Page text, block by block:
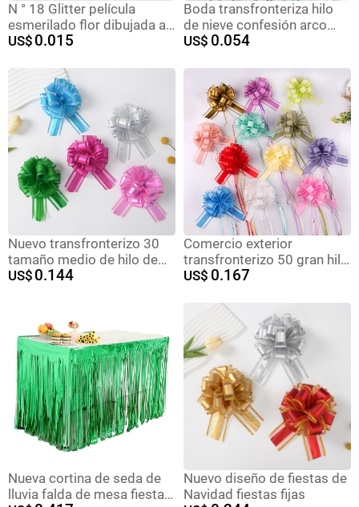
N ° 18 Glitter película
esmerilado flor dibujada a
mano bolsa de Navidad
embalaje color dibujo flor
oro y plata cinta
US$ 0.015
Boda transfronteriza hilo
de nieve confesión arco
mano-Tirado flor 50 regalo
tirar flor cinta
US$ 0.054
Nuevo transfronterizo 30
tamaño medio de hilo de
nieve dibujado flores de
colorido cebolla dibujar
cinta de flores
US$ 0.144
Comercio exterior
transfronterizo 50 gran hilo
de nieve elegante color
regalo flor embalaje color
sólido guirnalda cinta
US$ 0.167
Nueva cortina de seda de
lluvia falda de mesa fiesta
Nuevo diseño de fiestas de
Navidad fiestas fijas